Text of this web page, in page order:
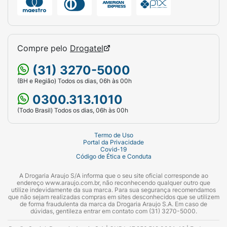
Compre pelo Drogatel
(31) 3270-5000
(BH e Região) Todos os dias, 06h às 00h
0300.313.1010
(Todo Brasil) Todos os dias, 06h às 00h
Termo de Uso
Portal da Privacidade
Covid-19
Código de Ética e Conduta
A Drogaria Araujo S/A informa que o seu site oficial corresponde ao
endereço www.araujo.com.br, não reconhecendo qualquer outro que
utilize indevidamente da sua marca. Para sua segurança recomendamos
que não sejam realizadas compras em sites desconhecidos que se utilizem
de forma fraudulenta da marca da Drogaria Araujo S.A. Em caso de
dúvidas, gentileza entrar em contato com (31) 3270-5000.